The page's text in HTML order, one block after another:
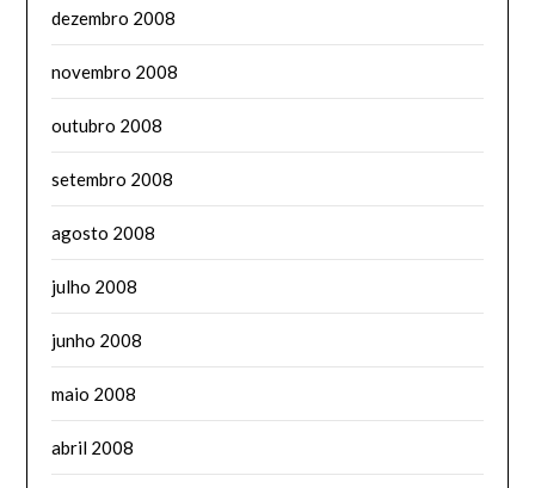
dezembro 2008
novembro 2008
outubro 2008
setembro 2008
agosto 2008
julho 2008
junho 2008
maio 2008
abril 2008